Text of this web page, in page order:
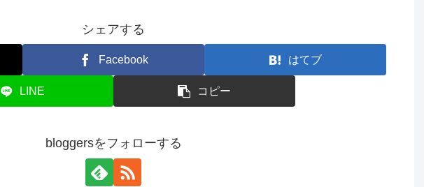
シェアする
Facebook はてブ
LINE コピー
bloggersをフォローする